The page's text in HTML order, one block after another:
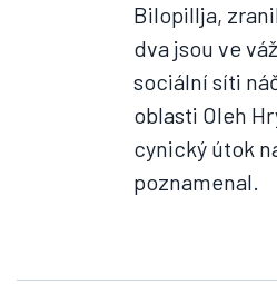
Bilopillja,
dva jsou ve
sociální síti
oblasti Oleh
cynický útok
poznamenal.